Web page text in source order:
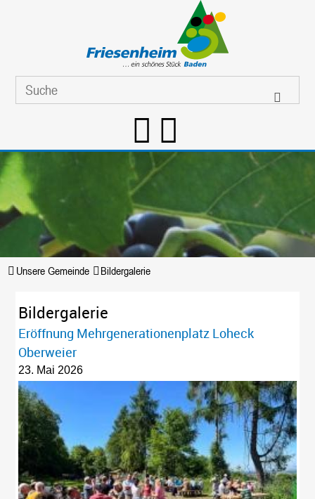
Unsere Gemeinde Bildergalerie
Bildergalerie
Eröffnung Mehrgenerationenplatz Loheck
Oberweier
23. Mai 2026